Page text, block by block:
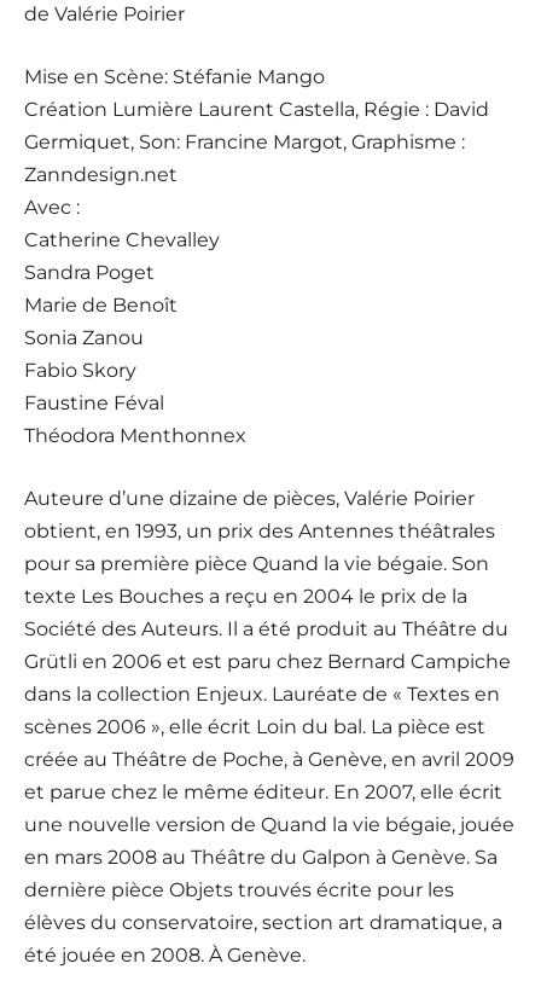
de Valérie Poirier
Mise en Scène: Stéfanie Mango
Création Lumière Laurent Castella, Régie : David
Germiquet, Son: Francine Margot, Graphisme :
Zanndesign.net
Avec :
Catherine Chevalley
Sandra Poget
Marie de Benoît
Sonia Zanou
Fabio Skory
Faustine Féval
Théodora Menthonnex
Auteure d’une dizaine de pièces, Valérie Poirier
obtient, en 1993, un prix des Antennes théâtrales
pour sa première pièce Quand la vie bégaie. Son
texte Les Bouches a reçu en 2004 le prix de la
Société des Auteurs. Il a été produit au Théâtre du
Grütli en 2006 et est paru chez Bernard Campiche
dans la collection Enjeux. Lauréate de « Textes en
scènes 2006 », elle écrit Loin du bal. La pièce est
créée au Théâtre de Poche, à Genève, en avril 2009
et parue chez le même éditeur. En 2007, elle écrit
une nouvelle version de Quand la vie bégaie, jouée
en mars 2008 au Théâtre du Galpon à Genève. Sa
dernière pièce Objets trouvés écrite pour les
élèves du conservatoire, section art dramatique, a
été jouée en 2008. À Genève.